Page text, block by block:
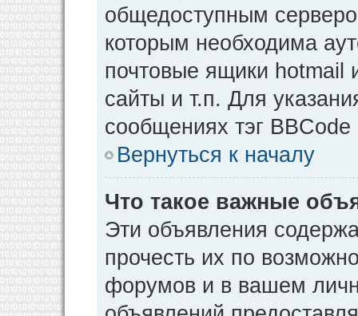
общедоступным
которым необходима
почтовые ящики
сайты и т.п. Для
сообщениях тэг BBCode
Вернуться к началу
Что такое важные
Эти объявления
прочесть их по
форумов и в вашем